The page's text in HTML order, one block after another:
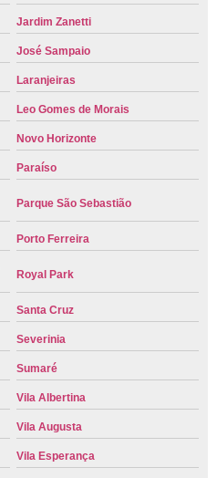
Jardim Zanetti
José Sampaio
Laranjeiras
Leo Gomes de Morais
Novo Horizonte
Paraíso
Parque São Sebastião
Porto Ferreira
Royal Park
Santa Cruz
Severinia
Sumaré
Vila Albertina
Vila Augusta
Vila Esperança